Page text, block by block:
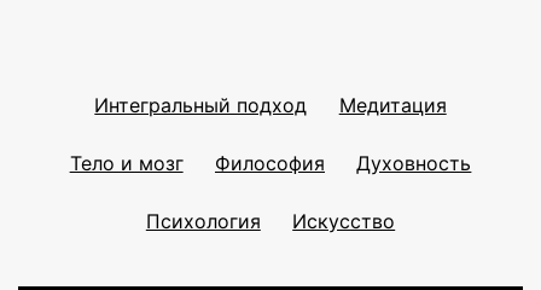
Интегральный подход Медитация
Тело и мозг Философия Духовность
Психология Искусство